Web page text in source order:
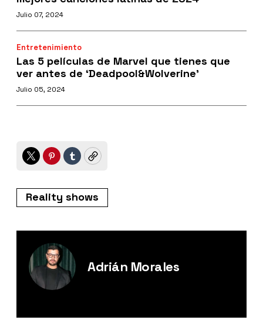
Julio 07, 2024
Entretenimiento
Las 5 películas de Marvel que tienes que
ver antes de ‘Deadpool&Wolverine’
Julio 05, 2024
TwitterPinterest
TumblrCopy
Reality shows
Adrián Morales